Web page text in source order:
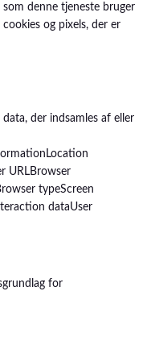
denne tjeneste bruger
og pixels, der er
der indsamles af eller
Location
URLBrowser
typeScreen
dataUser
for